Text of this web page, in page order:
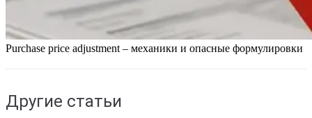
Purchase price adjustment – механики и опасные формулировки
Другие статьи